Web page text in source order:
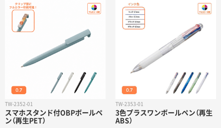
で低い筆記抵抗でなめらかな書き味が実
現しました。色展開があるから、コーポ
レートカラーで名入れ記念品を作りたい
方にオススメです。
色のインクで、デザイン性と実用性を兼
ね備えたアイテムです。
TW-2352-01
スマホスタンド付OBPボールペ
ン（再生PET）
TW-2353-01
3色プラスワンボールペン（再生
ABS）